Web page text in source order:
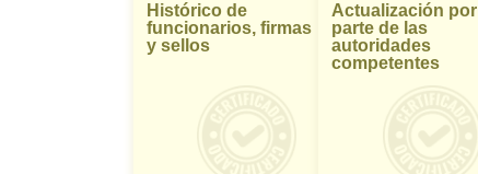
Histórico de
funcionarios, firmas
y sellos
Actualización por
parte de las
autoridades
competentes